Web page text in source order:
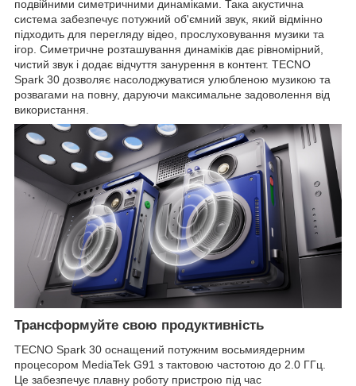
подвійними симетричними динаміками. Така акустична
система забезпечує потужний об'ємний звук, який відмінно
підходить для перегляду відео, прослуховування музики та
ігор. Симетричне розташування динаміків дає рівномірний,
чистий звук і додає відчуття занурення в контент. TECNO
Spark 30 дозволяє насолоджуватися улюбленою музикою та
розвагами на повну, даруючи максимальне задоволення від
використання.
Трансформуйте свою продуктивність
TECNO Spark 30 оснащений потужним восьмиядерним
процесором MediaTek G91 з тактовою частотою до 2.0 ГГц.
Це забезпечує плавну роботу пристрою під час